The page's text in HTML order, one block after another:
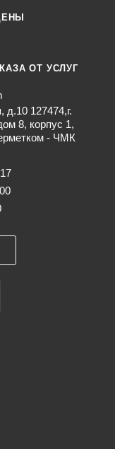
ОТ УСЛУГ
д.10 127474,г.
8, корпус 1,
- ЧМК